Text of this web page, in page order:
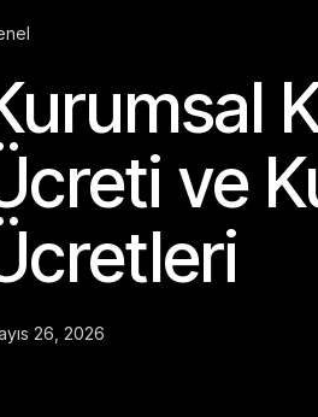
ve
26, 2026